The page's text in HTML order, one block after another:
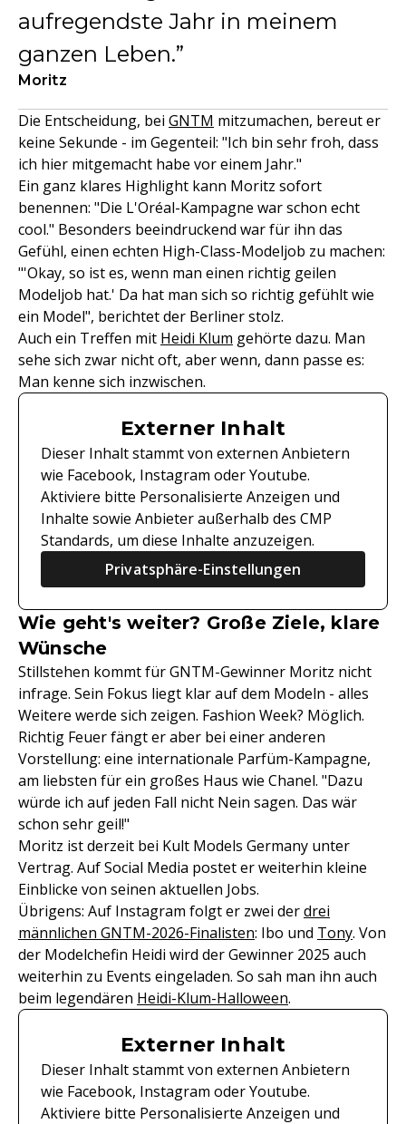
aufregendste Jahr in meinem
ganzen Leben.
Moritz
Die Entscheidung, bei GNTM mitzumachen, bereut er
keine Sekunde - im Gegenteil: "Ich bin sehr froh, dass
ich hier mitgemacht habe vor einem Jahr."
Ein ganz klares Highlight kann Moritz sofort
benennen: "Die L'Oréal-Kampagne war schon echt
cool." Besonders beeindruckend war für ihn das
Gefühl, einen echten High-Class-Modeljob zu machen:
"'Okay, so ist es, wenn man einen richtig geilen
Modeljob hat.' Da hat man sich so richtig gefühlt wie
ein Model", berichtet der Berliner stolz.
Auch ein Treffen mit Heidi Klum gehörte dazu. Man
sehe sich zwar nicht oft, aber wenn, dann passe es:
Man kenne sich inzwischen.
Externer Inhalt
Dieser Inhalt stammt von externen Anbietern
wie Facebook, Instagram oder Youtube.
Aktiviere bitte Personalisierte Anzeigen und
Inhalte sowie Anbieter außerhalb des CMP
Standards, um diese Inhalte anzuzeigen.
Privatsphäre-Einstellungen
Wie geht's weiter? Große Ziele, klare
Wünsche
Stillstehen kommt für GNTM-Gewinner Moritz nicht
infrage. Sein Fokus liegt klar auf dem Modeln - alles
Weitere werde sich zeigen. Fashion Week? Möglich.
Richtig Feuer fängt er aber bei einer anderen
Vorstellung: eine internationale Parfüm-Kampagne,
am liebsten für ein großes Haus wie Chanel. "Dazu
würde ich auf jeden Fall nicht Nein sagen. Das wär
schon sehr geil!"
Moritz ist derzeit bei Kult Models Germany unter
Vertrag. Auf Social Media postet er weiterhin kleine
Einblicke von seinen aktuellen Jobs.
Übrigens: Auf Instagram folgt er zwei derdrei
männlichen GNTM-2026-Finalisten: Ibo und Tony. Von
der Modelchefin Heidi wird der Gewinner 2025 auch
weiterhin zu Events eingeladen. So sah man ihn auch
beim legendären Heidi-Klum-Halloween.
Externer Inhalt
Dieser Inhalt stammt von externen Anbietern
wie Facebook, Instagram oder Youtube.
Aktiviere bitte Personalisierte Anzeigen und